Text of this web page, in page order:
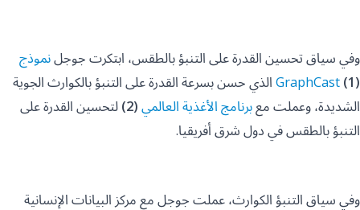
وفي سياق تحسين القدرة على التنبؤ بالطقس، ابتكرت جوجلنموذج
GraphCast (1)
الذي حسن بسرعة القدرة على التنبؤ بالكوارث الجوية
الشديدة، وعملت معبرنامج الأغذية العالمي (2)
لتحسين القدرة على
التنبؤ بالطقس في دول شرق أفريقيا.
وفي سياق التنبؤ الكوارث، عملت جوجل مع مركز البيانات الإنسانية